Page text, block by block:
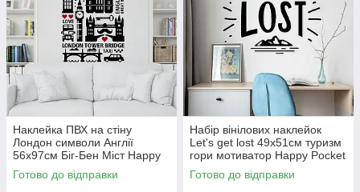
Наклейка ПВХ на стіну
Лондон символи Англії
56х97см Біг-Бен Міст Happy
Pocket Чорний матовий HP-
80S-070/30M
Готово до відправки
Набір вінілових наклейок
Let's get lost 49х51см туризм
гори мотиватор Happy Pocket
Чорний матовий HP-089S-
070M
Готово до відправки